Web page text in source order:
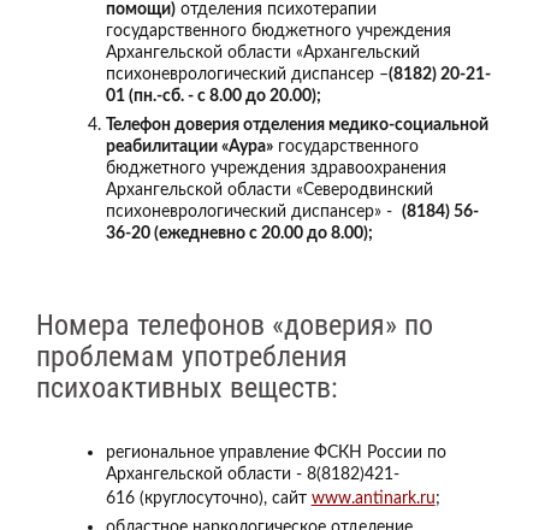
помощи)отделения психотерапии
государственного бюджетного учреждения
Архангельской области «Архангельский
психоневрологический диспансер –(8182) 20-21-
01 (пн.-сб. - с 8.00 до 20.00);
Телефон доверия отделения медико-социальной
реабилитации «Аура»государственного
бюджетного учреждения здравоохранения
Архангельской области «Северодвинский
психоневрологический диспансер» - (8184) 56-
36-20 (ежедневно с 20.00 до 8.00);
Номера телефонов «доверия» по
проблемам употребления
психоактивных веществ:
региональное управление ФСКН России по
Архангельской области - 8(8182)421-
616 (круглосуточно), сайт www.antinark.ru;